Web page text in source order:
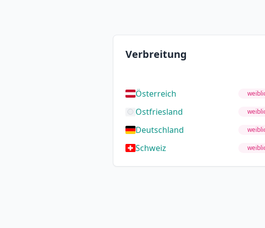
Verbreitung
Österreich
Ostfriesland
Deutschland
Schweiz